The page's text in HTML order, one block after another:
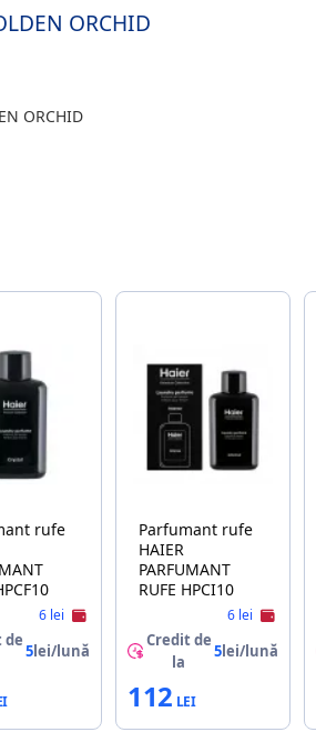
ORCHID
ORCHID
rufe
HPCF10
6 lei
de
5lei/lună
Parfumant rufe
HAIER
PARFUMANT
RUFE HPCI10
6 lei
Credit de
la
5lei/lună
112